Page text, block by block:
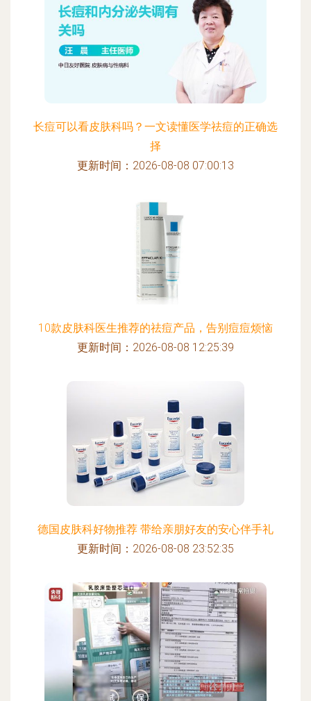
长痘可以看皮肤科吗？一文读懂医学祛痘的正确选
择
更新时间：2026-08-08 07:00:13
10款皮肤科医生推荐的祛痘产品，告别痘痘烦恼
更新时间：2026-08-08 12:25:39
德国皮肤科好物推荐 带给亲朋好友的安心伴手礼
更新时间：2026-08-08 23:52:35